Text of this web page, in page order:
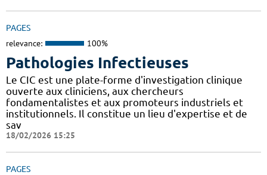
PAGES
relevance: 100%
Pathologies Infectieuses
Le CIC est une plate-forme d'investigation clinique
ouverte aux cliniciens, aux chercheurs
fondamentalistes et aux promoteurs industriels et
institutionnels. Il constitue un lieu d'expertise et de
sav
18/02/2026 15:25
PAGES